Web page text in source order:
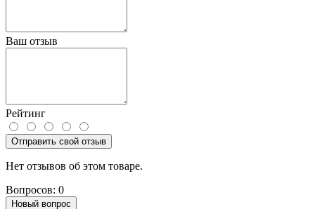
Ваш отзыв
Рейтинг
Отправить свой отзыв
Нет отзывов об этом товаре.
Вопросов: 0
Новый вопрос